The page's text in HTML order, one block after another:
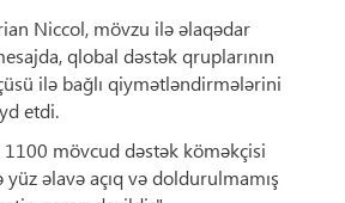
Niccol, mövzu ilə əlaqədar
qlobal dəstək qruplarının
ilə bağlı qiymətləndirmələrini
etdi.
mövcud dəstək köməkçisi
əlavə açıq və doldurulmamış